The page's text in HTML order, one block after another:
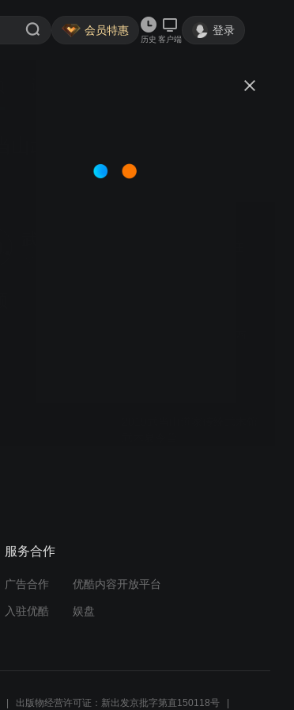
会员特惠
历史 客户端
登录
服务合作
广告合作 优酷内容开放平台
入驻优酷 娱盘
出版物经营许可证：新出发京批字第直150118号